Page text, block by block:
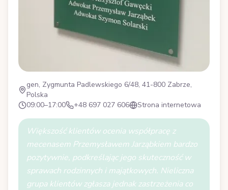
gen, Zygmunta Padlewskiego 6/48, 41-800 Zabrze,
Polska
09:00–17:00
+48 697 027 606 Strona internetowa
Większość klientów ocenia współpracę z
mecenasem Przemysławem Jarząbkiem bardzo
pozytywnie, podkreślając jego skuteczność w
sprawach rodzinnych i majątkowych. Nieliczna
grupa klientów zgłasza jednak zastrzeżenia co